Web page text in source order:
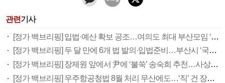
관련기사
[정가 백브리핑] 입법·예산 확보 공조…여의도 최대 부산모임 ‘갈매기’ 다시 난다
[정가 백브리핑] 두 달 만에 6개 법 발의·입법준비…부산시 ‘국회입법 협력서비스’ 호응
[정가 백브리핑] 장제원 앞에서 尹에 ‘불쑥’ 송숙희 추천…사상구 미묘한 파장
[정가 백브리핑] 우주항공청법 8월 처리 무산에도…‘직’ 건 장제원 명분·실리 다 챙겼다